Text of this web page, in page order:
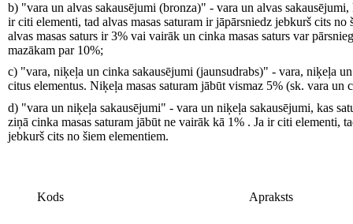
b) "vara un alvas sakausējumi (bronza)" - vara un alvas sakausējumi,
ir citi elementi, tad alvas masas saturam ir jāpārsniedz jebkurš cits
alvas masas saturs ir 3% vai vairāk un cinka masas saturs var
mazākam par 10%;
c) "vara, niķeļa un cinka sakausējumi (jaunsudrabs)" - vara, niķeļa
citus elementus. Niķeļa masas saturam jābūt vismaz 5% (sk. vara un
d) "vara un niķeļa sakausējumi" - vara un niķeļa sakausējumi, kas
ziņā cinka masas saturam jābūt ne vairāk kā 1% . Ja ir citi elementi,
jebkurš cits no šiem elementiem.
Kods Apraksts